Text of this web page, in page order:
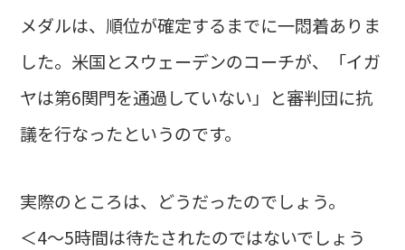
メダルは、順位が確定するまでに一悶着ありま
した。米国とスウェーデンのコーチが、「イガ
ヤは第6関門を通過していない」と審判団に抗
議を行なったというのです。
実際のところは、どうだったのでしょう。
＜4～5時間は待たされたのではないでしょう